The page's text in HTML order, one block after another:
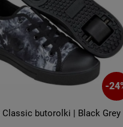
-24
Classic butorolki | Black Grey